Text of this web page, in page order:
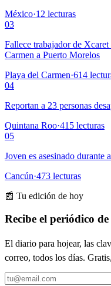
México·12 lecturas
03
Fallece trabajador de
Carmen a Puerto Morelos
Playa del Carmen·614
04
Reportan a 23 personas
Quintana Roo·415 lecturas
05
Joven es asesinado durante
Cancún·473 lecturas
📰 Tu edición de hoy
Recibe el periódico
El diario para hojear, las
correo, todos los días.